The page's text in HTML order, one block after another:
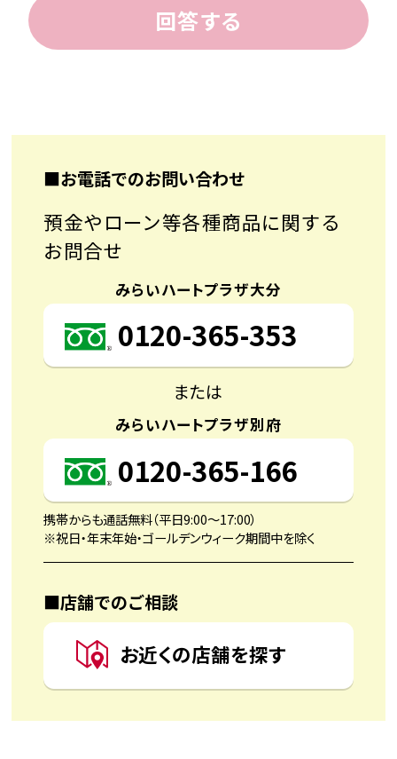
回答する
■お電話でのお問い合わせ
預金やローン等各種商品に関する
お問合せ
みらいハートプラザ大分
0120-365-353
または
みらいハートプラザ別府
0120-365-166
携帯からも通話無料（平日9:00〜17:00）
※祝日・年末年始・ゴールデンウィーク期間中を除く
■店舗でのご相談
お近くの店舗を探す